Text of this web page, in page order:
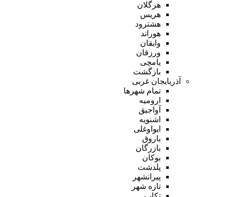
هرگلان
هریس
هشترود
هوراند
وایقان
ورزقان
یامچی
بازگشت
آذربایجان غربی
تمام شهر‌ها
ارومیه
آواجیق
اشنویه
ایواوغلی
باروق
بازرگان
بوکان
پلدشت
پیرانشهر
تازه شهر